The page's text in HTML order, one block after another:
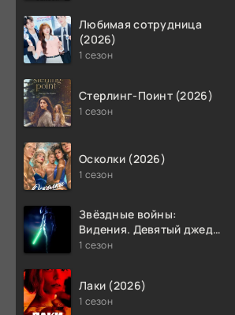
Любимая сотрудница
(2026)
1 сезон
Стерлинг-Поинт (2026)
1 сезон
Осколки (2026)
1 сезон
Звёздные войны:
Видения. Девятый джедай
(2026)
1 сезон
Лаки (2026)
1 сезон